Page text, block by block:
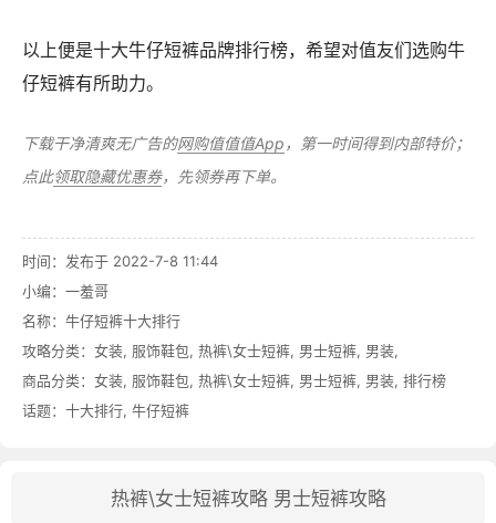
以上便是十大牛仔短裤品牌排行榜，希望对值友们选购牛
仔短裤有所助力。
下载干净清爽无广告的网购值值值App ，第一时间得到内部特价；
点此领取隐藏优惠券，先领券再下单。
时间：发布于 2022-7-8 11:44
小编：一羞哥
名称： 牛仔短裤十大排行
攻略分类： 女装, 服饰鞋包, 热裤\女士短裤, 男士短裤, 男装,
商品分类： 女装, 服饰鞋包, 热裤\女士短裤, 男士短裤, 男装, 排行榜
话题： 十大排行, 牛仔短裤
热裤\女士短裤攻略 男士短裤攻略